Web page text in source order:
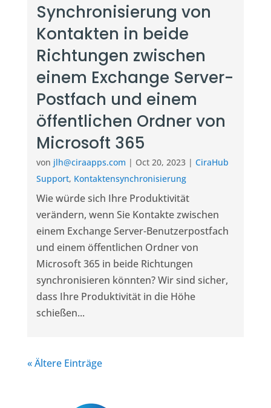
Synchronisierung von
Kontakten in beide
Richtungen zwischen
einem Exchange Server-
Postfach und einem
öffentlichen Ordner von
Microsoft 365
von jlh@ciraapps.com | Oct 20, 2023| CiraHub
Support, Kontaktensynchronisierung
Wie würde sich Ihre Produktivität
verändern, wenn Sie Kontakte zwischen
einem Exchange Server-Benutzerpostfach
und einem öffentlichen Ordner von
Microsoft 365 in beide Richtungen
synchronisieren könnten? Wir sind sicher,
dass Ihre Produktivität in die Höhe
schießen...
« Ältere Einträge